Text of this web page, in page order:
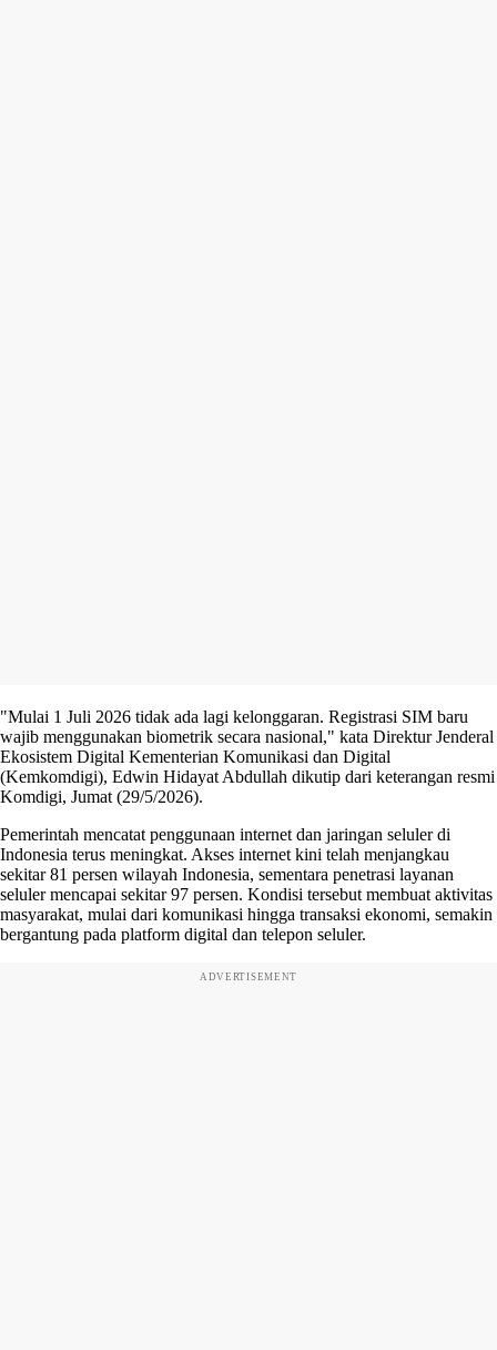
"Mulai 1 Juli 2026 tidak ada lagi kelonggaran. Registrasi SIM baru
wajib menggunakan biometrik secara nasional," kata Direktur Jenderal
Ekosistem Digital Kementerian Komunikasi dan Digital
(Kemkomdigi), Edwin Hidayat Abdullah dikutip dari keterangan resmi
Komdigi, Jumat (29/5/2026).
Pemerintah mencatat penggunaan internet dan jaringan seluler di
Indonesia terus meningkat. Akses internet kini telah menjangkau
sekitar 81 persen wilayah Indonesia, sementara penetrasi layanan
seluler mencapai sekitar 97 persen. Kondisi tersebut membuat aktivitas
masyarakat, mulai dari komunikasi hingga transaksi ekonomi, semakin
bergantung pada platform digital dan telepon seluler.
ADVERTISEMENT